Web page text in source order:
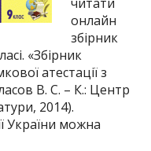
онлайн
збірник
«Збірник
атестації з
В. С. – К.: Центр
2014).
України можна